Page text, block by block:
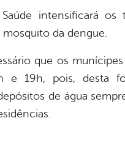
intensificará
da dengue.
que os
e 19h, pois, desta
de água